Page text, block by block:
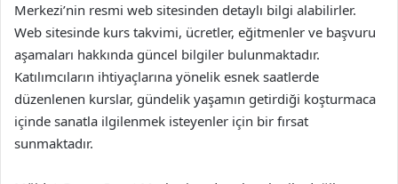
Merkezi’nin resmi web sitesinden detaylı bilgi alabilirler.
Web sitesinde kurs takvimi, ücretler, eğitmenler ve başvuru
aşamaları hakkında güncel bilgiler bulunmaktadır.
Katılımcıların ihtiyaçlarına yönelik esnek saatlerde
düzenlenen kurslar, gündelik yaşamın getirdiği koşturmaca
içinde sanatla ilgilenmek isteyenler için bir fırsat
sunmaktadır.